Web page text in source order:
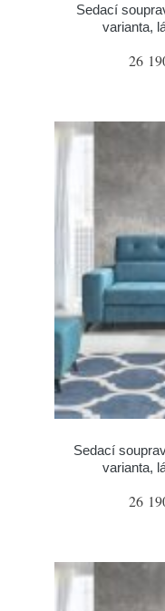
Sedací
varianta,
26
Sedací
varianta,
26